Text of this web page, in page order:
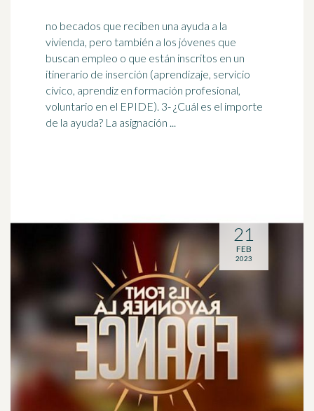
no becados que reciben una ayuda a la
vivienda, pero también a los jóvenes que
buscan empleo o que están inscritos en un
itinerario de inserción (aprendizaje, servicio
cívico, aprendiz enformación profesional,
voluntario en el EPIDE). 3- ¿Cuál es el importe
de la ayuda? La asignación ...
21
FEB
2023